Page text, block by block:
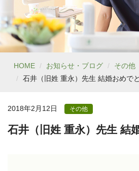
HOME お知らせ・ブログ
その他
石井（旧姓 重永）先生 結婚おめで
2018年2月12日 その他
石井（旧姓 重永）先生 結